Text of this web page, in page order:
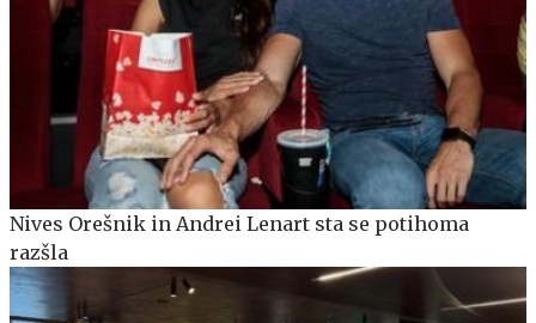
Nives Orešnik in Andrei Lenart sta se potihoma
razšla